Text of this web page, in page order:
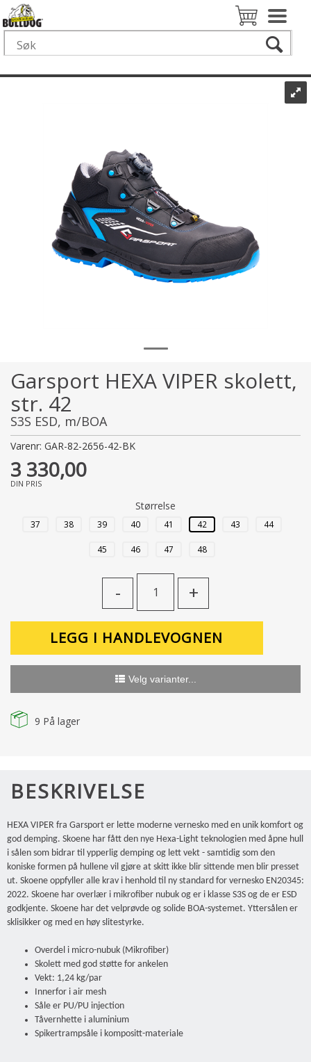
Garsport HEXA VIPER skolett,
str. 42
S3S ESD, m/BOA
Varenr: GAR-82-2656-42-BK
3 330,00
DIN PRIS
Størrelse
37 38 39 40 41 42 43 44
45 46 47 48
- +
LEGG I HANDLEVOGNEN
Velg varianter...
9 På lager
BESKRIVELSE
HEXA VIPER fra Garsport er lette moderne vernesko med en unik komfort og
god demping. Skoene har fått den nye Hexa-Light teknologien med åpne hull
i sålen som bidrar til ypperlig demping og lett vekt - samtidig som den
koniske formen på hullene vil gjøre at skitt ikke blir sittende men blir presset
ut. Skoene oppfyller alle krav i henhold til ny standard for vernesko EN20345:
2022. Skoene har overlær i mikrofiber nubuk og er i klasse S3S og de er ESD
godkjente. Skoene har det velprøvde og solide BOA-systemet. Yttersålen er
sklisikker og med en høy slitestyrke.
Overdel i micro-nubuk (Mikrofiber)
Skolett med god støtte for ankelen
Vekt: 1,24 kg/par
Innerfor i air mesh
Såle er PU/PU injection
Tåvernhette i aluminium
Spikertrampsåle i kompositt-materiale